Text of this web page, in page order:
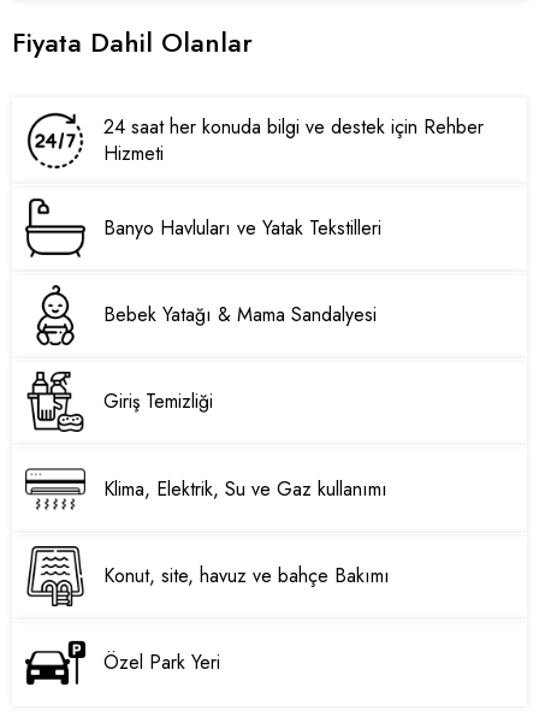
Fiyata Dahil Olanlar
24 saat her konuda bilgi ve destek için Rehber
Hizmeti
Banyo Havluları ve Yatak Tekstilleri
Bebek Yatağı & Mama Sandalyesi
Giriş Temizliği
Klima, Elektrik, Su ve Gaz kullanımı
Konut, site, havuz ve bahçe Bakımı
Özel Park Yeri